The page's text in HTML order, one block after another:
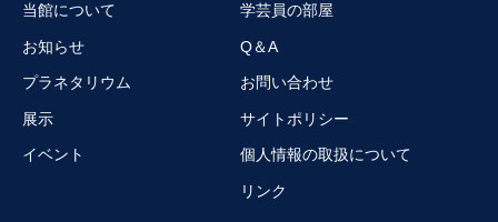
当館について
お知らせ
プラネタリウム
展示
イベント
学芸員の部屋
Q＆A
お問い合わせ
サイトポリシー
個人情報の取扱について
リンク